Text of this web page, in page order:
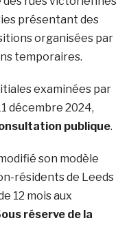
présentant des
organisées par
temporaires.
examinées par
décembre 2024,
publique.
son modèle
résidents de Leeds
12 mois aux
réserve de la